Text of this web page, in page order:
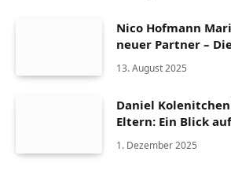
Nico Hofmann
neuer Partner –
13. August 2025
Daniel
Eltern: Ein Blick
Herkunft
1. Dezember 2025